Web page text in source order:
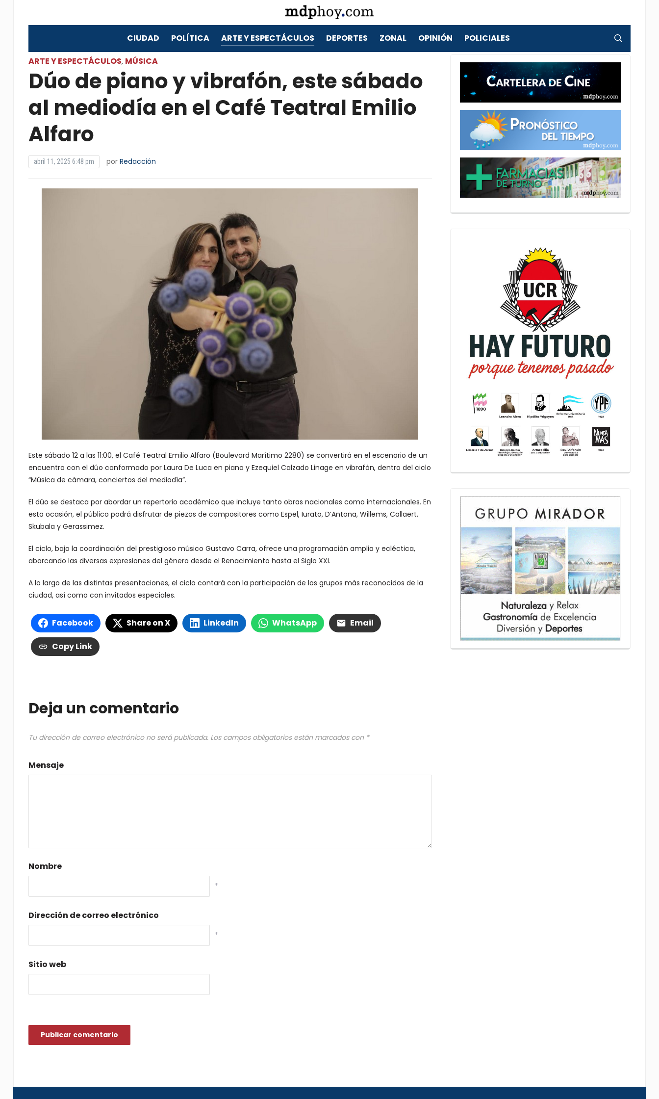
CIUDAD POLÍTICA ARTE Y ESPECTÁCULOS DEPORTES ZONAL OPINIÓN POLICIALES
ARTE Y ESPECTÁCULOS, MÚSICA
Dúo de piano y vibrafón, este sábado
al mediodía en el Café Teatral Emilio
Alfaro
abril 11, 2025 6:48 pm por Redacción
Este sábado 12 a las 11:00, el Café Teatral Emilio Alfaro (Boulevard Marítimo 2280) se convertirá en el escenario de un
encuentro con el dúo conformado por Laura De Luca en piano y Ezequiel Calzado Linage en vibrafón, dentro del ciclo
“Música de cámara, conciertos del mediodía”.
El dúo se destaca por abordar un repertorio académico que incluye tanto obras nacionales como internacionales. En
esta ocasión, el público podrá disfrutar de piezas de compositores como Espel, Iurato, D’Antona, Willems, Callaert,
Skubala y Gerassimez.
El ciclo, bajo la coordinación del prestigioso músico Gustavo Carra, ofrece una programación amplia y ecléctica,
abarcando las diversas expresiones del género desde el Renacimiento hasta el Siglo XXI.
A lo largo de las distintas presentaciones, el ciclo contará con la participación de los grupos más reconocidos de la
ciudad, así como con invitados especiales.
Facebook Share on X LinkedIn WhatsApp Email
Copy Link
Deja un comentario
Tu dirección de correo electrónico no será publicada. Los campos obligatorios están marcados con *
Mensaje
Nombre
*
Dirección de correo electrónico
*
Sitio web